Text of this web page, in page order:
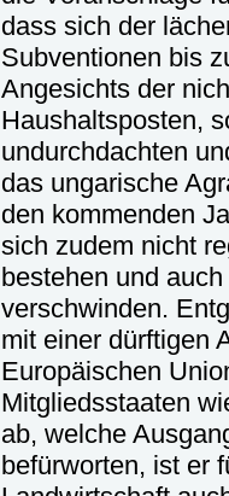
dass sich der
Subventionen bis
Angesichts der
Haushaltsposten,
undurchdachten
das ungarische
den kommenden
sich zudem nicht
bestehen und
verschwinden.
mit einer dürftigen
Europäischen
Mitgliedsstaaten
ab, welche
befürworten, ist er